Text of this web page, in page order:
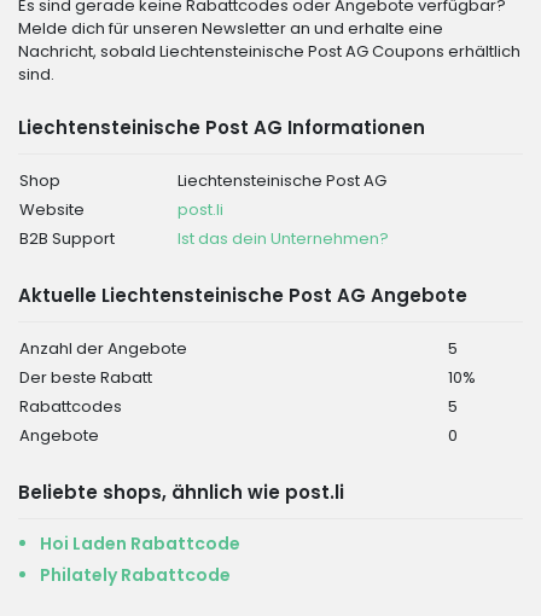
Es sind gerade keine Rabattcodes oder Angebote verfügbar?
Melde dich für unseren Newsletter an und erhalte eine
Nachricht, sobald Liechtensteinische Post AG Coupons erhältlich
sind.
Liechtensteinische Post AG Informationen
Shop
Liechtensteinische Post AG
Website
post.li
B2B Support
Ist das dein Unternehmen?
Aktuelle Liechtensteinische Post AG Angebote
Anzahl der Angebote
5
Der beste Rabatt
10%
Rabattcodes
5
Angebote
0
Beliebte shops, ähnlich wie post.li
Hoi Laden Rabattcode
Philately Rabattcode